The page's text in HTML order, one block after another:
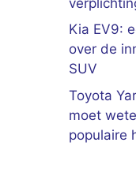
Kia EV9:
over de
SUV
Toyota
moet
populaire